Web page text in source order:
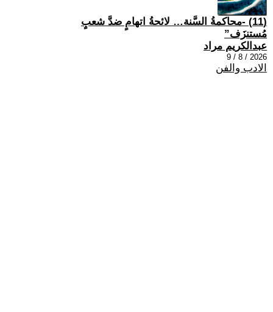
(11) -محاكمةُ السَّنة… لائحةُ اتهامٍ ضدَّ شعبٍ
مُستنزَف”
عبدالكريم مراد
2026 / 8 / 9
الادب والفن